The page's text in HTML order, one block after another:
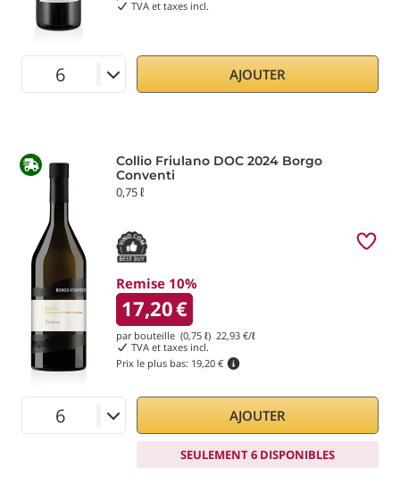
TVA et taxes incl.
AJOUTER
Collio Friulano DOC 2024 Borgo
Conventi
0,75 ℓ
Remise 10%
17,20€
par bouteille (0,75 ℓ) 22,93 €/ℓ
TVA et taxes incl.
Prix le plus bas: 19,20 €
AJOUTER
SEULEMENT 6 DISPONIBLES